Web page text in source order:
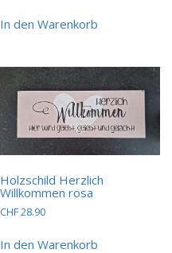
In den Warenkorb
Holzschild Herzlich
Willkommen rosa
CHF28.90
In den Warenkorb